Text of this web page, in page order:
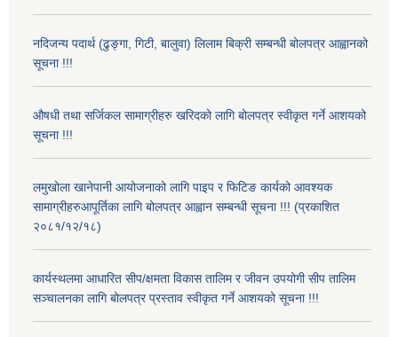
नदिजन्य पदार्थ (ढुङ्गा, गिटी, बालुवा) लिलाम बिक्री सम्बन्धी बोलपत्र आह्वानको
सूचना !!!
औषधी तथा सर्जिकल सामाग्रीहरु खरिदको लागि बोलपत्र स्वीकृत गर्ने आशयको
सूचना !!!
लमुखोला खानेपानी आयोजनाको लागि पाइप र फिटिङ कार्यको आवश्यक
सामाग्रीहरुआपूर्तिका लागि बोलपत्र आह्वान सम्बन्धी सूचना !!! (प्रकाशित
२०८१/१२/१८)
कार्यस्थलमा आधारित सीप/क्षमता विकास तालिम र जीवन उपयोगी सीप तालिम
सञ्चालनका लागि बोलपत्र प्रस्ताव स्वीकृत गर्ने आशयको सूचना !!!